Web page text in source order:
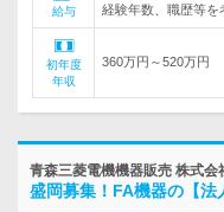
給与
経験年数、職歴等を
初年度
年収
360万円～520万円
青森三菱電機機器販売 株式会
盛岡募集！FA機器の【